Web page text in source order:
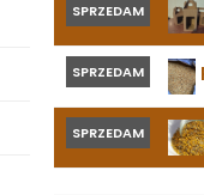
SPRZEDAM
SPRZEDAM
SPRZEDAM